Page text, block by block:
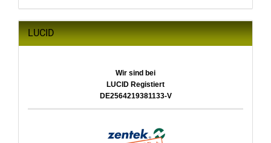
LUCID
Wir sind bei
LUCID Registiert
DE2564219381133-V